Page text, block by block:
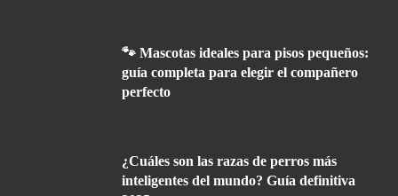
🐾 Mascotas ideales para pisos pequeños:
guía completa para elegir el compañero
perfecto
¿Cuáles son las razas de perros más
inteligentes del mundo? Guía definitiva